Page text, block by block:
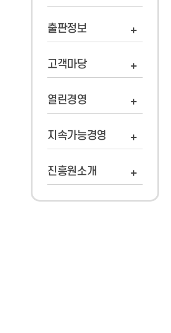
출판정보
고객마당
열린경영
지속가능경영
진흥원소개